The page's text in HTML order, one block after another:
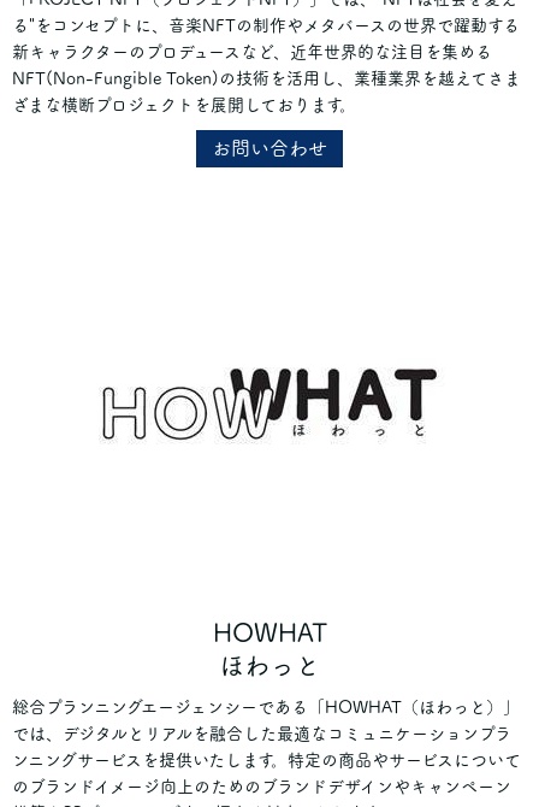
る"をコンセプトに、音楽NFTの制作やメタバースの世界で躍動する
新キャラクターのプロデュースなど、近年世界的な注目を集める
NFT(Non-Fungible Token)の技術を活用し、業種業界を越えてさま
ざまな横断プロジェクトを展開しております。
お問い合わせ
HOWHAT
ほわっと
総合プランニングエージェンシーである「HOWHAT（ほわっと）」
では、デジタルとリアルを融合した最適なコミュニケーションプラ
ンニングサービスを提供いたします。特定の商品やサービスについて
のブランドイメージ向上のためのブランドデザインやキャンペーン